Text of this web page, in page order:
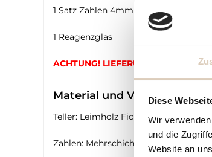
Diese
Wir
und die
Website an
1 Satz Zahlen 4mm
1 Reagenzglas
ACHTUNG! LIEFERUNG OHNE
Material und Verarbeitung:
Teller: Leimholz Fichte 18mm
Zahlen: Mehrschichtholz Pappel 4mm